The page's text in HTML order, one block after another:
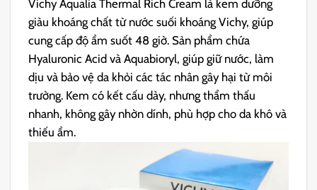
Vichy Aqualia Thermal Rich Cream là kem dưỡng
giàu khoáng chất từ nước suối khoáng Vichy, giúp
cung cấp độ ẩm suốt 48 giờ. Sản phẩm chứa
Hyaluronic Acid và Aquabioryl, giúp giữ nước, làm
dịu và bảo vệ da khỏi các tác nhân gây hại từ môi
trường. Kem có kết cấu dày, nhưng thẩm thấu
nhanh, không gây nhờn dính, phù hợp cho da khô và
thiếu ẩm.